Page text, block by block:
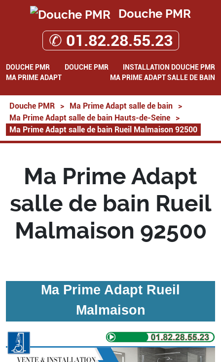
Douche PMR
✆ 01.82.28.55.23
DOUCHE PMR DOUCHE PMR
INSTALLATION DOUCHE PMR
MA PRIME ADAPT
MA PRIME ADAPT SALLE DE BAIN
Douche PMR > Ma Prime Adapt salle de bain
>
Ma Prime Adapt salle de bain Hauts-de-Seine
>
Ma Prime Adapt salle de bain Rueil Malmaison 92500
Ma Prime Adapt
salle de bain Rueil
Malmaison 92500
Ma Prime Adapt Rueil
Malmaison